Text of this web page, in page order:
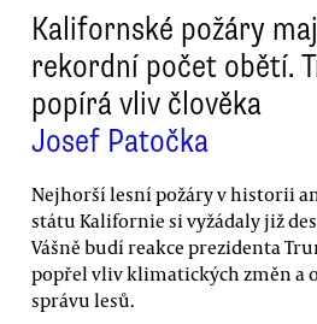
Kalifornské požáry
rekordní počet obětí.
popírá vliv člověka
Josef Patočka
Nejhorší lesní požáry v historii
státu Kalifornie si vyžádaly již
Vášně budí reakce prezidenta
popřel vliv klimatických změn a
správu lesů.